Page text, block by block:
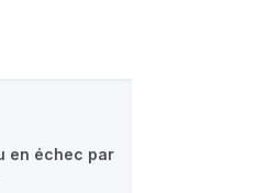
en échec par